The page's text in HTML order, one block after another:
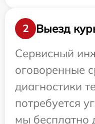
2
Выезд
Сервисный
оговоренные
диагностики
потребуется
мы бесплатно